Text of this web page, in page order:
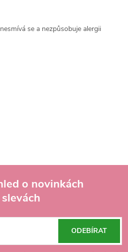
se a nezpůsobuje alergii
o novinkách
ODEBÍRAT